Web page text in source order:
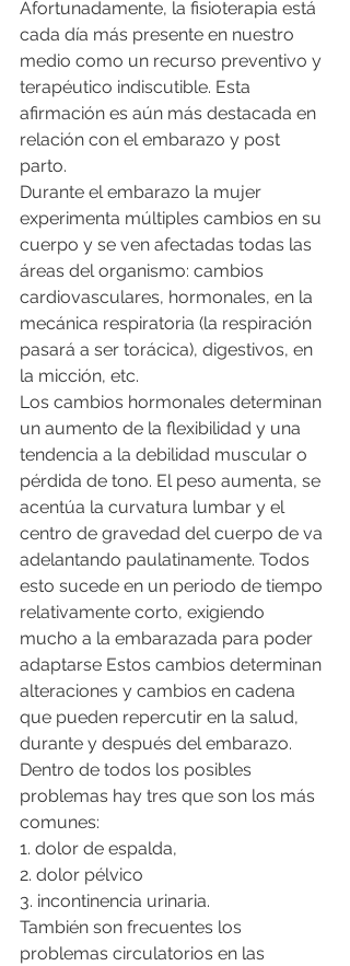
Afortunadamente, la fisioterapia está
cada día más presente en nuestro
medio como un recurso preventivo y
terapéutico indiscutible. Esta
afirmación es aún más destacada en
relación con el embarazo y post
parto.
Durante el embarazo la mujer
experimenta múltiples cambios en su
cuerpo y se ven afectadas todas las
áreas del organismo: cambios
cardiovasculares, hormonales, en la
mecánica respiratoria (la respiración
pasará a ser torácica), digestivos, en
la micción, etc.
Los cambios hormonales determinan
un aumento de la flexibilidad y una
tendencia a la debilidad muscular o
pérdida de tono. El peso aumenta, se
acentúa la curvatura lumbar y el
centro de gravedad del cuerpo de va
adelantando paulatinamente. Todos
esto sucede en un periodo de tiempo
relativamente corto, exigiendo
mucho a la embarazada para poder
adaptarse Estos cambios determinan
alteraciones y cambios en cadena
que pueden repercutir en la salud,
durante y después del embarazo.
Dentro de todos los posibles
problemas hay tres que son los más
comunes:
1. dolor de espalda,
2. dolor pélvico
3. incontinencia urinaria.
También son frecuentes los
problemas circulatorios en las